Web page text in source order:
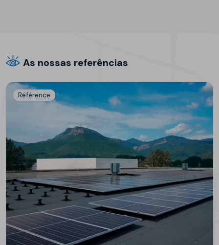
As nossas referências
Référence